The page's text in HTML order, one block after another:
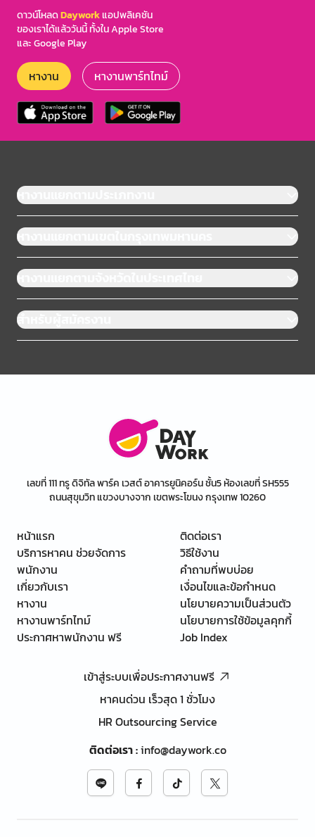
ดาวน์โหลดDayworkแอปพลิเคชัน
ของเราได้แล้ววันนี้ ทั้งใน Apple Store
และ Google Play
หางาน หางานพาร์ทไทม์
หางานแยกตามประเภทงาน
หางานแยกตามเขตในกรุงเทพมหานคร
หางานแยกตามจังหวัดในประเทศไทย
สำหรับผู้สมัครงาน
เลขที่ 111 ทรู ดิจิทัล พาร์ค เวสต์ อาคารยูนิคอร์น ชั้น5 ห้องเลขที่ SH555
ถนนสุขุมวิท แขวงบางจาก เขตพระโขนง กรุงเทพ 10260
หน้าแรก
บริการหาคน ช่วยจัดการ
พนักงาน
เกี่ยวกับเรา
หางาน
หางานพาร์ทไทม์
ประกาศหาพนักงาน ฟรี
ติดต่อเรา
วิธีใช้งาน
คำถามที่พบบ่อย
เงื่อนไขและข้อกำหนด
นโยบายความเป็นส่วนตัว
นโยบายการใช้ข้อมูลคุกกี้
Job Index
เข้าสู่ระบบเพื่อประกาศงานฟรี
หาคนด่วน เร็วสุด 1 ชั่วโมง
HR Outsourcing Service
ติดต่อเรา:info@daywork.co